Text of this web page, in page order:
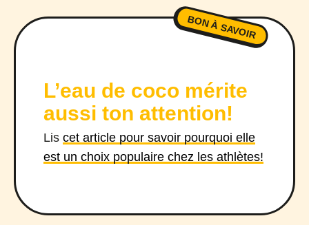
BON À SAVOIR
L’eau de coco mérite
aussi ton attention!
Lis cet article pour savoir pourquoi elle
est un choix populaire chez les athlètes!